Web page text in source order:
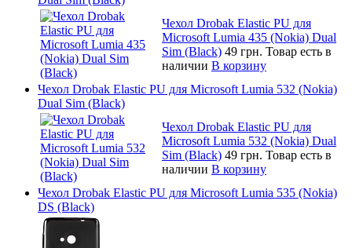
Чехол Drobak Elastic PU для
Microsoft Lumia 435 (Nokia) Dual
Sim (Black) 49 грн. Товар есть в
наличии В корзину
Чехол Drobak Elastic PU для Microsoft Lumia 532 (Nokia)
Dual Sim (Black)
Чехол Drobak Elastic PU для
Microsoft Lumia 532 (Nokia) Dual
Sim (Black) 49 грн. Товар есть в
наличии В корзину
Чехол Drobak Elastic PU для Microsoft Lumia 535 (Nokia)
DS (Black)